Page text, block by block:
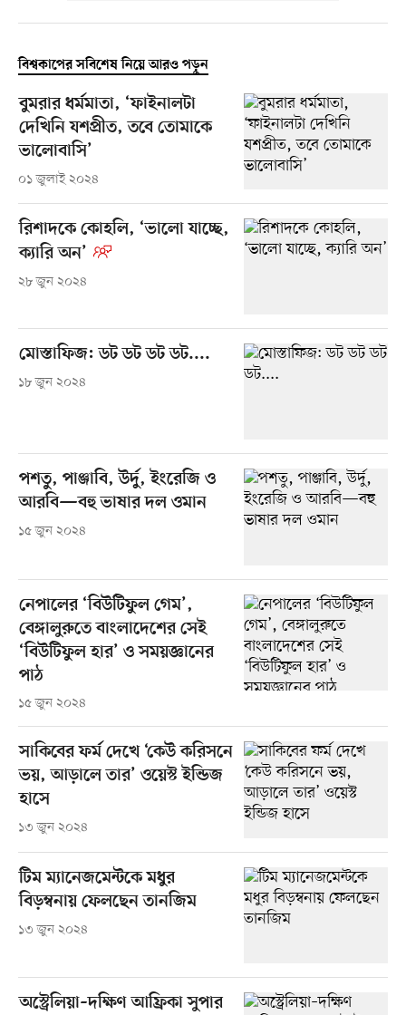
বিশ্বকাপের সবিশেষ নিয়ে আরও পড়ুন
বুমরার ধর্মমাতা, ‘ফাইনালটা
দেখিনি যশপ্রীত, তবে তোমাকে
ভালোবাসি’
০১ জুলাই ২০২৪
রিশাদকে কোহলি, ‘ভালো যাচ্ছে,
ক্যারি অন’
২৮ জুন ২০২৪
মোস্তাফিজ: ডট ডট ডট ডট....
১৮ জুন ২০২৪
পশতু, পাঞ্জাবি, উর্দু, ইংরেজি ও
আরবি—বহু ভাষার দল ওমান
১৫ জুন ২০২৪
নেপালের ‘বিউটিফুল গেম’,
বেঙ্গালুরুতে বাংলাদেশের সেই
‘বিউটিফুল হার’ ও সময়জ্ঞানের
পাঠ
১৫ জুন ২০২৪
সাকিবের ফর্ম দেখে ‘কেউ করিসনে
ভয়, আড়ালে তার’ ওয়েস্ট ইন্ডিজ
হাসে
১৩ জুন ২০২৪
টিম ম্যানেজমেন্টকে মধুর
বিড়ম্বনায় ফেলছেন তানজিম
১৩ জুন ২০২৪
অস্ট্রেলিয়া–দক্ষিণ আফ্রিকা সুপার